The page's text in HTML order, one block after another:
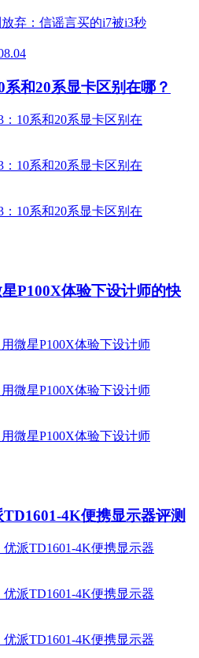
和20系显卡区别在哪？
P100X体验下设计师的快
4K便携显示器评测